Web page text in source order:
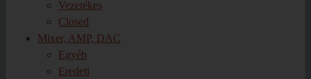
Vezetékes
Closed
Mixer, AMP, DAC
Egyéb
Eredeti